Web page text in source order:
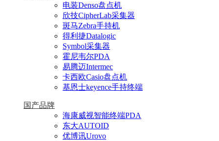
电装Denso盘点机
欣技CipherLab采集器
斑马Zebra手持机
得利捷Datalogic
Symbol采集器
霍尼韦尔PDA
易腾迈Intermec
卡西欧Casio盘点机
基恩士keyence手持终端
国产品牌
海康威视智能终端PDA
东大AUTOID
优博讯Urovo